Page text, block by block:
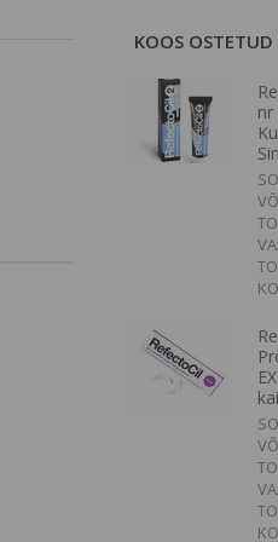
KOOS OSTETUD
Black
nr